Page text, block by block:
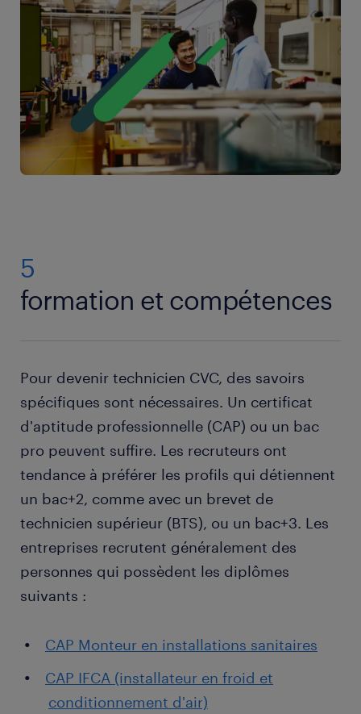
5
formation et compétences
Pour devenir technicien CVC, des savoirs
spécifiques sont nécessaires. Un certificat
d'aptitude professionnelle (CAP) ou un bac
pro peuvent suffire. Les recruteurs ont
tendance à préférer les profils qui détiennent
un bac+2, comme avec un brevet de
technicien supérieur (BTS), ou un bac+3. Les
entreprises recrutent généralement des
personnes qui possèdent les diplômes
suivants :
CAP Monteur en installations sanitaires
CAP IFCA (installateur en froid et
conditionnement d'air)